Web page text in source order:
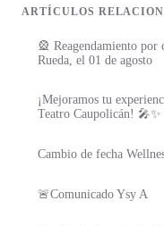
ARTÍCULOS
🎡 Reagendamiento por
Rueda, el 01 de agosto
¡Mejoramos tu
Teatro Caupolicán! 🎤✨
Cambio de fecha
🚨Comunicado Ysy A